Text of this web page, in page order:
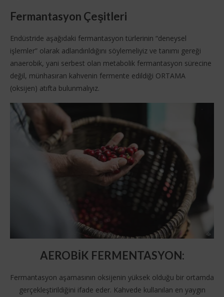
Fermantasyon Çeşitleri
Endüstride aşağıdaki fermantasyon türlerinin “deneysel
işlemler” olarak adlandırıldığını söylemeliyiz ve tanımı gereği
anaerobik, yani serbest olan metabolik fermantasyon sürecine
değil, münhasıran kahvenin fermente edildiği ORTAMA
(oksijen) atıfta bulunmalıyız.
AEROBİK FERMENTASYON:
Fermantasyon aşamasının oksijenin yüksek olduğu bir ortamda
gerçekleştirildiğini ifade eder. Kahvede kullanılan en yaygın